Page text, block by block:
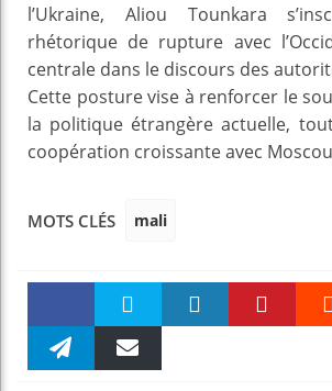
l’Ukraine, Aliou Tounkara
rhétorique de rupture avec
centrale dans le discours des
Cette posture vise à renforcer le
la politique étrangère actuelle,
coopération croissante avec
MOTS CLÉS mali
Faceboo Twitter